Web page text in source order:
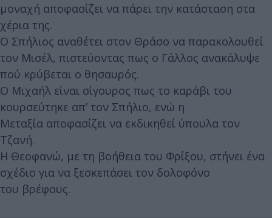
μοναχή αποφασίζει να πάρει την κατάσταση στα
χέρια της.
Ο Σπήλιος αναθέτει στον Θράσο να παρακολουθεί
τον Μισέλ, πιστεύοντας πως ο Γάλλος ανακάλυψε
πού κρύβεται ο θησαυρός.
Ο Μιχαήλ είναι σίγουρος πως το καράβι του
κουρσεύτηκε απ’ τον Σπήλιο, ενώ η
Μεταξία αποφασίζει να εκδικηθεί ύπουλα τον
Τζανή.
Η Θεοφανώ, με τη βοήθεια του Φρίξου, στήνει ένα
σχέδιο για να ξεσκεπάσει τον δολοφόνο
του βρέφους.